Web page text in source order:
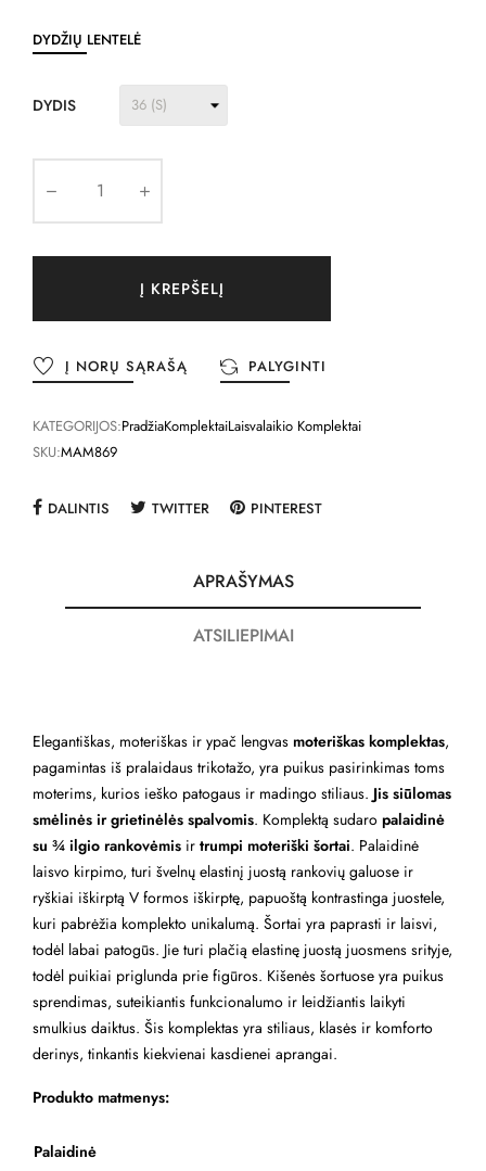
DYDŽIŲ LENTELĖ
DYDIS
Į KREPŠELĮ
Į NORŲ SĄRAŠĄ PALYGINTI
KATEGORIJOS:PradžiaKomplektaiLaisvalaikio Komplektai
SKU:MAM869
DALINTIS TWITTER PINTEREST
APRAŠYMAS
ATSILIEPIMAI
Elegantiškas, moteriškas ir ypač lengvas moteriškas komplektas,
pagamintas iš pralaidaus trikotažo, yra puikus pasirinkimas toms
moterims, kurios ieško patogaus ir madingo stiliaus. Jis siūlomas
smėlinės ir grietinėlės spalvomis. Komplektą sudaro palaidinė
su ¾ ilgio rankovėmis ir trumpi moteriški šortai. Palaidinė
laisvo kirpimo, turi švelnų elastinį juostą rankovių galuose ir
ryškiai iškirptą V formos iškirptę, papuoštą kontrastinga juostele,
kuri pabrėžia komplekto unikalumą. Šortai yra paprasti ir laisvi,
todėl labai patogūs. Jie turi plačią elastinę juostą juosmens srityje,
todėl puikiai priglunda prie figūros. Kišenės šortuose yra puikus
sprendimas, suteikiantis funkcionalumo ir leidžiantis laikyti
smulkius daiktus. Šis komplektas yra stiliaus, klasės ir komforto
derinys, tinkantis kiekvienai kasdienei aprangai.
Produkto matmenys:
Palaidinė